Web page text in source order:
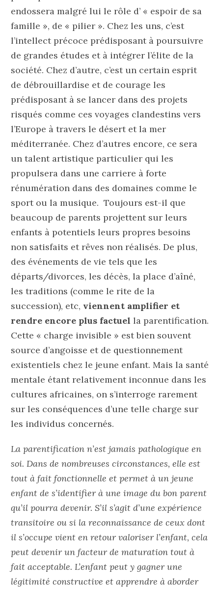
endossera malgré lui le rôle d’ « espoir de sa
famille », de « pilier ». Chez les uns, c’est
l’intellect précoce prédisposant à poursuivre
de grandes études et à intégrer l’élite de la
société. Chez d’autre, c’est un certain esprit
de débrouillardise et de courage les
prédisposant à se lancer dans des projets
risqués comme ces voyages clandestins vers
l’Europe à travers le désert et la mer
méditerranée. Chez d’autres encore, ce sera
un talent artistique particulier qui les
propulsera dans une carriere à forte
rénumération dans des domaines comme le
sport ou la musique. Toujours est-il que
beaucoup de parents projettent sur leurs
enfants à potentiels leurs propres besoins
non satisfaits et rêves non réalisés. De plus,
des événements de vie tels que les
départs/divorces, les décès, la place d’aîné,
les traditions (comme le rite de la
succession), etc, viennent amplifier et
rendre encore plus factuel la parentification.
Cette « charge invisible » est bien souvent
source d’angoisse et de questionnement
existentiels chez le jeune enfant. Mais la santé
mentale étant relativement inconnue dans les
cultures africaines, on s’interroge rarement
sur les conséquences d’une telle charge sur
les individus concernés.
La parentification n’est jamais pathologique en
soi. Dans de nombreuses circonstances, elle est
tout à fait fonctionnelle et permet à un jeune
enfant de s’identifier à une image du bon parent
qu’il pourra devenir. S’il s’agit d’une expérience
transitoire ou si la reconnaissance de ceux dont
il s’occupe vient en retour valoriser l’enfant, cela
peut devenir un facteur de maturation tout à
fait acceptable. L’enfant peut y gagner une
légitimité constructive et apprendre à aborder